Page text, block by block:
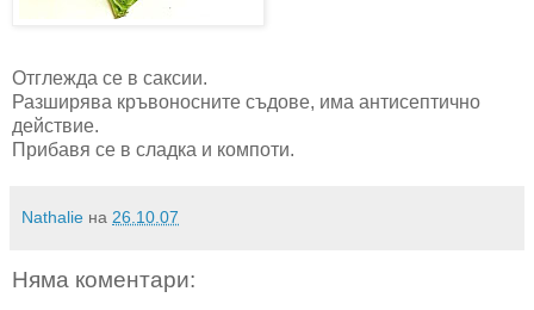
Отглежда се в саксии.
Разширява кръвоносните съдове, има антисептично
действие.
Прибавя се в сладка и компоти.
Nathalie на 26.10.07
Няма коментари: